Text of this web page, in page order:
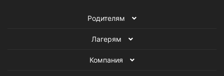
Родителям
Лагерям
Компания